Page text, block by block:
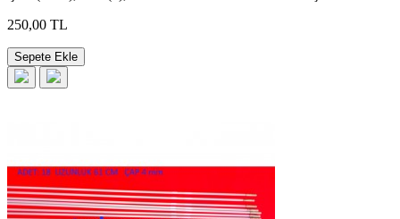
250,00 TL
Sepete Ekle